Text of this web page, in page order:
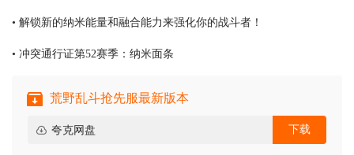
• 解锁新的纳米能量和融合能力来强化你的战斗者！
• 冲突通行证第52赛季：纳米面条
荒野乱斗抢先服最新版本
夸克网盘 下载